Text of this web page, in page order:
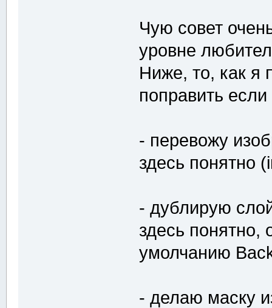
Чую совет
уровне
Ниже, то, как я
поправить
- перевожу
здесь понятно
- дублирую
здесь понятно,
умолчанию
- делаю маску